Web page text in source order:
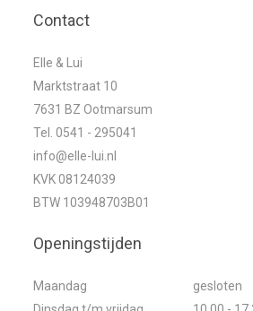
Contact
Elle & Lui
Marktstraat 10
7631 BZ Ootmarsum
Tel. 0541 - 295041
info@elle-lui.nl
KVK 08124039
BTW 103948703B01
Openingstijden
Maandag
gesloten